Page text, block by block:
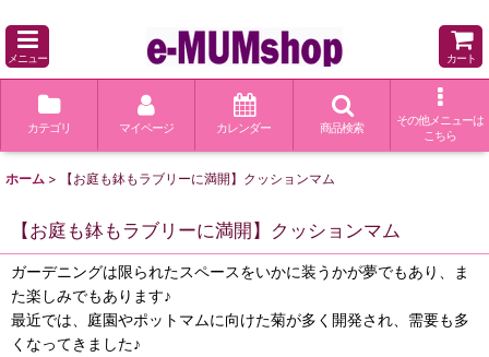
メニュー カート
カテゴリ マイページ カレンダー 商品検索
その他メニューは
こちら
ホーム > 【お庭も鉢もラブリーに満開】クッションマム
【お庭も鉢もラブリーに満開】クッションマム
ガーデニングは限られたスペースをいかに装うかが夢でもあり、ま
た楽しみでもあります♪
最近では、庭園やポットマムに向けた菊が多く開発され、需要も多
くなってきました♪